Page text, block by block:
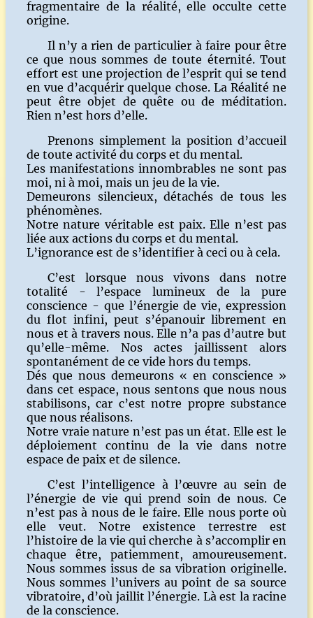
fragmentaire de la réalité, elle occulte cette
origine.
Il n’y a rien de particulier à faire pour être
ce que nous sommes de toute éternité. Tout
effort est une projection de l’esprit qui se tend
en vue d’acquérir quelque chose. La Réalité ne
peut être objet de quête ou de méditation.
Rien n’est hors d’elle.
Prenons simplement la position d’accueil
de toute activité du corps et du mental.
Les manifestations innombrables ne sont pas
moi, ni à moi, mais un jeu de la vie.
Demeurons silencieux, détachés de tous les
phénomènes.
Notre nature véritable est paix. Elle n’est pas
liée aux actions du corps et du mental.
L’ignorance est de s’identifier à ceci ou à cela.
C’est lorsque nous vivons dans notre
totalité - l’espace lumineux de la pure
conscience - que l’énergie de vie, expression
du flot infini, peut s’épanouir librement en
nous et à travers nous. Elle n’a pas d’autre but
qu’elle-même. Nos actes jaillissent alors
spontanément de ce vide hors du temps.
Dés que nous demeurons « en conscience »
dans cet espace, nous sentons que nous nous
stabilisons, car c’est notre propre substance
que nous réalisons.
Notre vraie nature n’est pas un état. Elle est le
déploiement continu de la vie dans notre
espace de paix et de silence.
C’est l’intelligence à l’œuvre au sein de
l’énergie de vie qui prend soin de nous. Ce
n’est pas à nous de le faire. Elle nous porte où
elle veut. Notre existence terrestre est
l’histoire de la vie qui cherche à s’accomplir en
chaque être, patiemment, amoureusement.
Nous sommes issus de sa vibration originelle.
Nous sommes l’univers au point de sa source
vibratoire, d’où jaillit l’énergie. Là est la racine
de la conscience.